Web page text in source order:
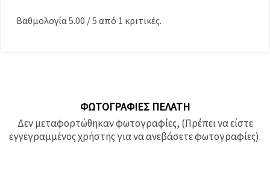
Βαθμολογία 5.00 /5 από 1 κριτικές.
ΦΩΤΟΓΡΑΦΊΕΣ ΠΕΛΆΤΗ
Δεν μεταφορτώθηκαν φωτογραφίες, (Πρέπει να είστε
εγγεγραμμένος χρήστης για να ανεβάσετε φωτογραφίες).